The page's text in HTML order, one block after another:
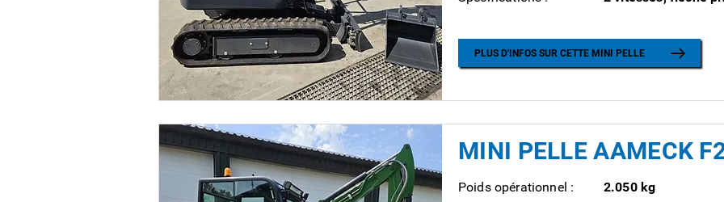
PLUS D'INFOS SUR CETTE MINI PELLE
MINI PELLE AAMECK
Poids opérationnel :
2.050 kg